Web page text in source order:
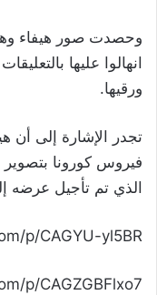
وحصدت صور هيفاء
انهالوا عليها
ورقيها.
تجدر الإشارة إلى أن
فيروس كورونا
الذي تم تأجيل عرضه
p/CAGYU-yl5BR/
p/CAGZGBFlxo7/